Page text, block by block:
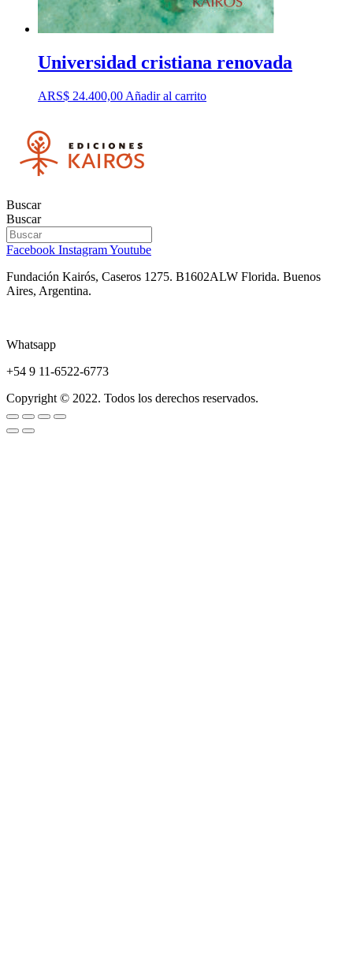
Universidad cristiana renovada
ARS$ 24.400,00 Añadir al carrito
Buscar
Buscar
Facebook InstagramYoutube
Fundación Kairós, Caseros 1275. B1602ALW Florida. Buenos
Aires, Argentina.
Whatsapp
+54 9 11-6522-6773
Copyright © 2022. Todos los derechos reservados.